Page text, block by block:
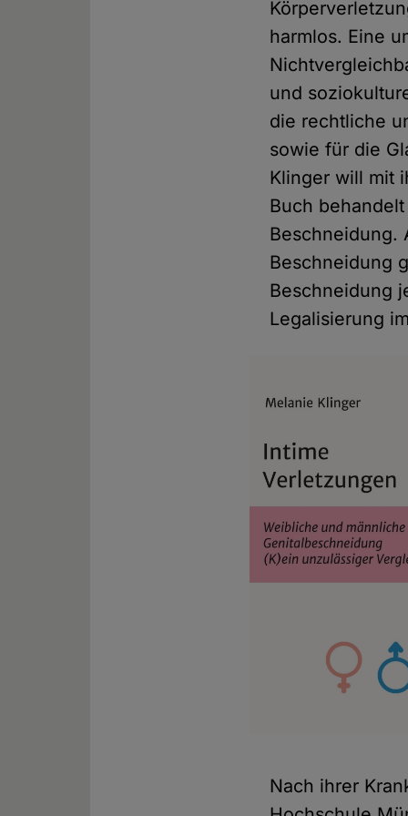
harmlos. Eine
und
die rechtliche
sowie für die
Klinger will mit
Buch
Beschneidung.
Beschneidung
Beschneidung
Legalisierung
Nach ihrer